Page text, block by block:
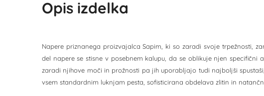
Opis izdelka
Napere priznanega proizvajalca Sapim, ki so zaradi svoje trpežnosti,
del napere se stisne v posebnem kalupu, da se oblikuje njen
zaradi njihove moči in prožnosti pa jih uporabljajo tudi najboljši
vsem standardnim luknjam pesta, sofisticirana obdelava zlitin in